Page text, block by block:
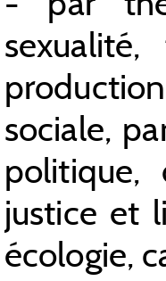
sociale,
politique,
justice et
écologie,